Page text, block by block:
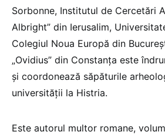
Sorbonne, Institutul de Cercetări
Albright” din Ierusalim,
Colegiul Noua Europă din
„Ovidius” din Constanța este
și coordonează săpăturile
universității la Histria.
Este autorul multor romane,